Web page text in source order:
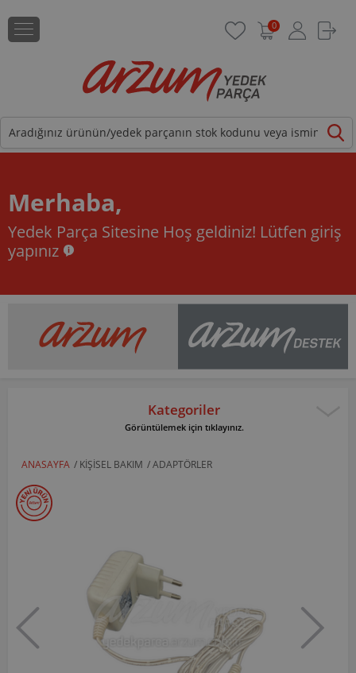
0
Merhaba,
Yedek Parça Sitesine Hoş geldiniz! Lütfen giriş
yapınız
Kategoriler
Görüntülemek için tıklayınız.
ANASAYFA / KIŞISEL BAKIM /ADAPTÖRLER